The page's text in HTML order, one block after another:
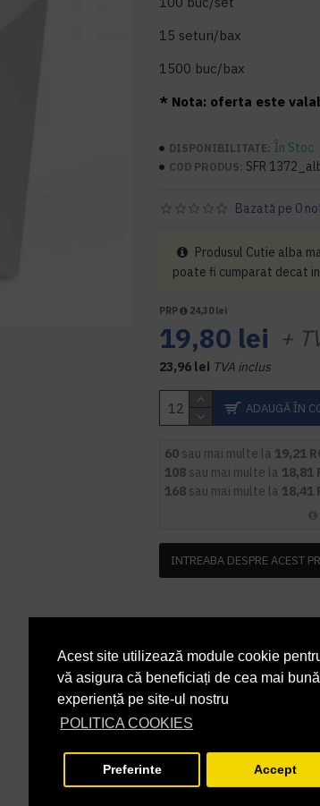
Acest site utilizează module cookie
vă asigura că beneficiați de cea mai bună
experiență pe site-ul nostru
POLITICA COOKIES
Preferinte Accept
15 seturi/bax
1500 buc/bax
* Nota: oferta este
DISPONIBILITATE: În Stoc
COD PRODUS: SFR
Bazată pe 0
PRP 24,30 lei
19,80 lei +
23,96 lei TVA inclus
ADAUGĂ ÎN
Produsul Cutie alba
poate fi cumparat decat
60 sau mai multe la 19,21
108 sau mai multe la 18,81
168 sau mai multe la 18,41
INTREABA DESPRE ACEST